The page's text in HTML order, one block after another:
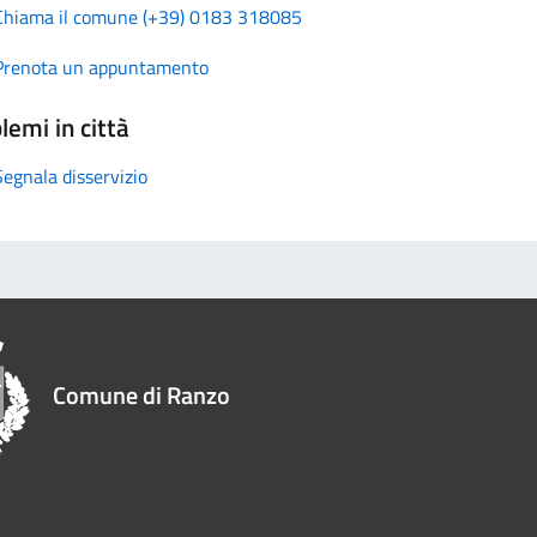
il comune (+39) 0183 318085
un appuntamento
in città
disservizio
Comune di Ranzo